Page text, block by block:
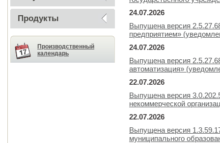
Продукты
Производственный
календарь
24.07.2026
Выпущена версия
предприятием»
24.07.2026
Выпущена версия
автоматизация»
22.07.2026
Выпущена версия
некоммерческой
22.07.2026
Выпущена версия
муниципального